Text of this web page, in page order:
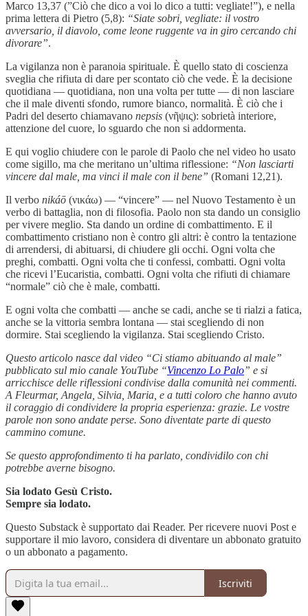
Marco 13,37 (”Ciò che dico a voi lo dico a tutti: vegliate!”), e nella
prima lettera di Pietro (5,8): “Siate sobri, vegliate: il vostro
avversario, il diavolo, come leone ruggente va in giro cercando chi
divorare”.
La vigilanza non è paranoia spirituale. È quello stato di coscienza
sveglia che rifiuta di dare per scontato ciò che vede. È la decisione
quotidiana — quotidiana, non una volta per tutte — di non lasciare
che il male diventi sfondo, rumore bianco, normalità. È ciò che i
Padri del deserto chiamavano nepsis (νῆψις): sobrietà interiore,
attenzione del cuore, lo sguardo che non si addormenta.
E qui voglio chiudere con le parole di Paolo che nel video ho usato
come sigillo, ma che meritano un’ultima riflessione: “Non lasciarti
vincere dal male, ma vinci il male con il bene” (Romani 12,21).
Il verbo nikáō (νικάω) — “vincere” — nel Nuovo Testamento è un
verbo di battaglia, non di filosofia. Paolo non sta dando un consiglio
per vivere meglio. Sta dando un ordine di combattimento. E il
combattimento cristiano non è contro gli altri: è contro la tentazione
di arrendersi, di abituarsi, di chiudere gli occhi. Ogni volta che
preghi, combatti. Ogni volta che ti confessi, combatti. Ogni volta
che ricevi l’Eucaristia, combatti. Ogni volta che rifiuti di chiamare
“normale” ciò che è male, combatti.
E ogni volta che combatti — anche se cadi, anche se ti rialzi a fatica,
anche se la vittoria sembra lontana — stai scegliendo di non
dormire. Stai scegliendo la vigilanza. Stai scegliendo Cristo.
Questo articolo nasce dal video “Ci stiamo abituando al male”
pubblicato sul mio canale YouTube “Vincenzo Lo Palo” e si
arricchisce delle riflessioni condivise dalla comunità nei commenti.
A Fleurmar, Angela, Silvia, Maria, e a tutti coloro che hanno avuto
il coraggio di condividere la propria esperienza: grazie. Le vostre
parole non sono andate perse. Sono diventate parte di questo
cammino comune.
Se questo approfondimento ti ha parlato, condividilo con chi
potrebbe averne bisogno.
Sia lodato Gesù Cristo.
Sempre sia lodato.
Questo Substack è supportato dai Reader. Per ricevere nuovi Post e
supportare il mio lavoro, considera di diventare un abbonato gratuito
o un abbonato a pagamento.
Iscriviti